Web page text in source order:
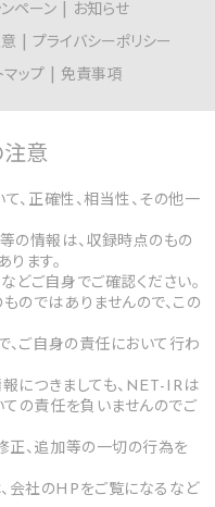
ンペーン
お知らせ
プライバシーポリシー
マップ 免責事項
注意
、正確性、相当性、その他一
の情報は、収録時点のもの
ります。
どご自身でご確認ください。
のではありませんので、この
ご自身の責任において行わ
につきましても、NET-IRは
の責任を負いませんのでご
正、追加等の一切の行為を
会社のHPをご覧になるなど